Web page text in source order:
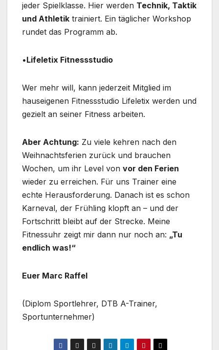
jeder Spielklasse. Hier werden Technik, Taktik
und Athletik trainiert. Ein täglicher Workshop
rundet das Programm ab.
•Lifeletix Fitnessstudio
Wer mehr will, kann jederzeit Mitglied im
hauseigenen Fitnessstudio Lifeletix werden und
gezielt an seiner Fitness arbeiten.
Aber Achtung: Zu viele kehren nach den
Weihnachtsferien zurück und brauchen
Wochen, um ihr Level von vor den Ferien
wieder zu erreichen. Für uns Trainer eine
echte Herausforderung. Danach ist es schon
Karneval, der Frühling klopft an – und der
Fortschritt bleibt auf der Strecke. Meine
Fitnessuhr zeigt mir dann nur noch an: „Tu
endlich was!“
Euer Marc Raffel
(Diplom Sportlehrer, DTB A-Trainer,
Sportunternehmer)